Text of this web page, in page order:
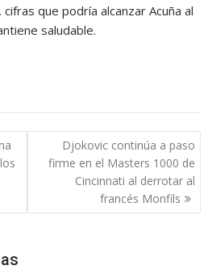
que podría alcanzar Acuña al
saludable.
Djokovic continúa a paso
firme en el Masters 1000 de
Cincinnati al derrotar al
francés Monfils